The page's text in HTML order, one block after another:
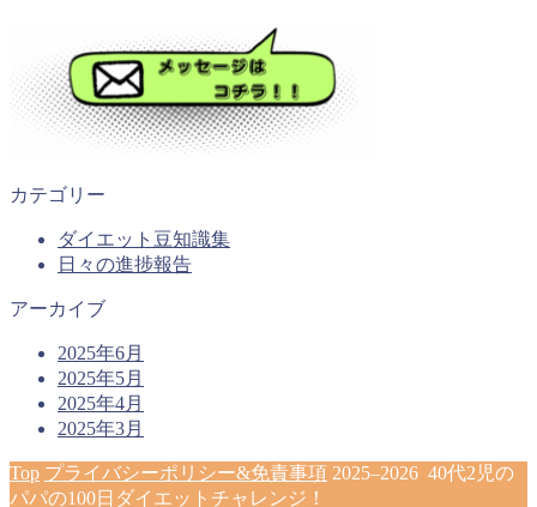
カテゴリー
ダイエット豆知識集
日々の進捗報告
アーカイブ
2025年6月
2025年5月
2025年4月
2025年3月
Top プライバシーポリシー&免責事項 2025–2026 40代2児の
パパの100日ダイエットチャレンジ！